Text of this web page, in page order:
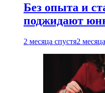
Без опыта и
поджидают
2 месяца спустя2